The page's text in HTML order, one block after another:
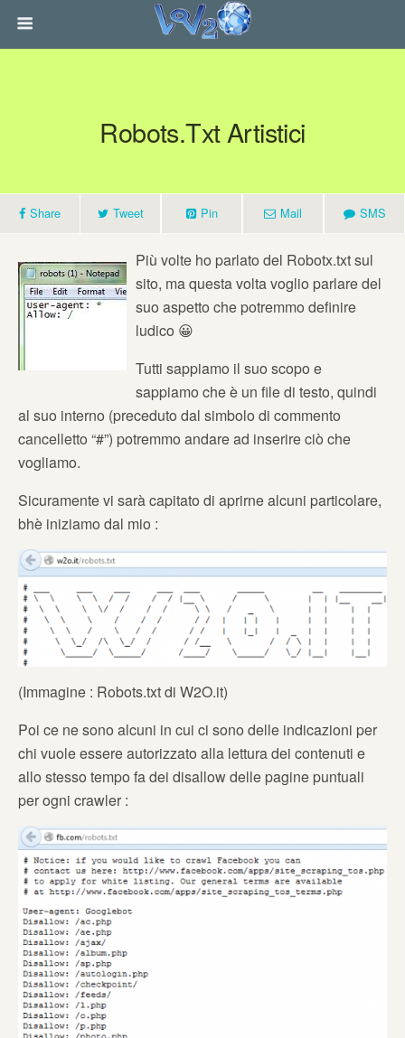
Robots.txt Artistici
Share Tweet Pin Mail SMS
Più volte ho parlato del Robotx.txt sul
sito, ma questa volta voglio parlare del
suo aspetto che potremmo definire
ludico 😀
Tutti sappiamo il suo scopo e
sappiamo che è un file di testo, quindi
al suo interno (preceduto dal simbolo di commento
cancelletto “#”) potremmo andare ad inserire ciò che
vogliamo.
Sicuramente vi sarà capitato di aprirne alcuni particolare,
bhè iniziamo dal mio :
(Immagine : Robots.txt di W2O.it)
Poi ce ne sono alcuni in cui ci sono delle indicazioni per
chi vuole essere autorizzato alla lettura dei contenuti e
allo stesso tempo fa dei disallow delle pagine puntuali
per ogni crawler :